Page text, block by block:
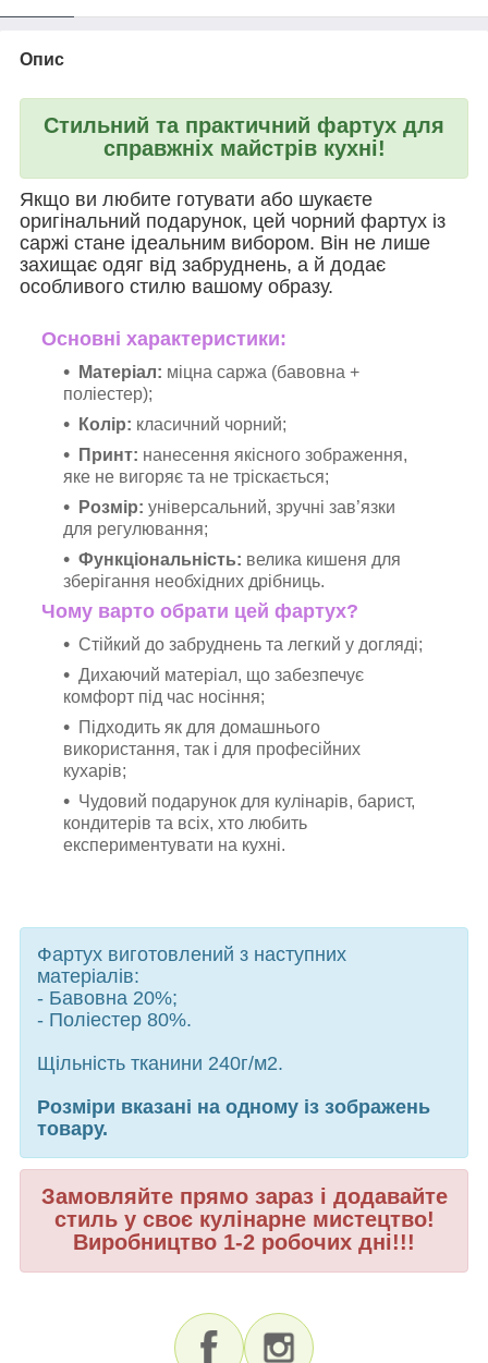
Опис
Стильний та практичний фартух для
справжніх майстрів кухні!
Якщо ви любите готувати або шукаєте
оригінальний подарунок, цей чорний фартух із
саржі стане ідеальним вибором. Він не лише
захищає одяг від забруднень, а й додає
особливого стилю вашому образу.
Основні характеристики:
Матеріал: міцна саржа (бавовна +
поліестер);
Колір: класичний чорний;
Принт: нанесення якісного зображення,
яке не вигоряє та не тріскається;
Розмір: універсальний, зручні зав’язки
для регулювання;
Функціональність: велика кишеня для
зберігання необхідних дрібниць.
Чому варто обрати цей фартух?
Стійкий до забруднень та легкий у догляді;
Дихаючий матеріал, що забезпечує
комфорт під час носіння;
Підходить як для домашнього
використання, так і для професійних
кухарів;
Чудовий подарунок для кулінарів, барист,
кондитерів та всіх, хто любить
експериментувати на кухні.
Фартух виготовлений з наступних
матеріалів:
- Бавовна 20%;
- Поліестер 80%.
Щільність тканини 240г/м2.
Розміри вказані на одному із зображень
товару.
Замовляйте прямо зараз і додавайте
стиль у своє кулінарне мистецтво!
Виробництво 1-2 робочих дні!!!